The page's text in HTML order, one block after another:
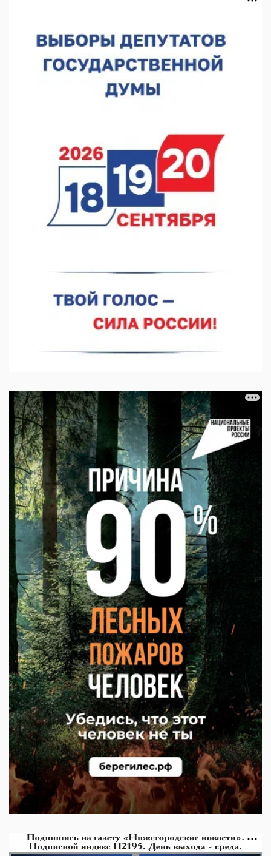
В Нижнем Новгороде прошло совещание Росгвардии
покраской телебашни
07.08.2026 11:20
В автобусах Арзамаса устанавливают терминалы оплаты
07.08.2026 11:03